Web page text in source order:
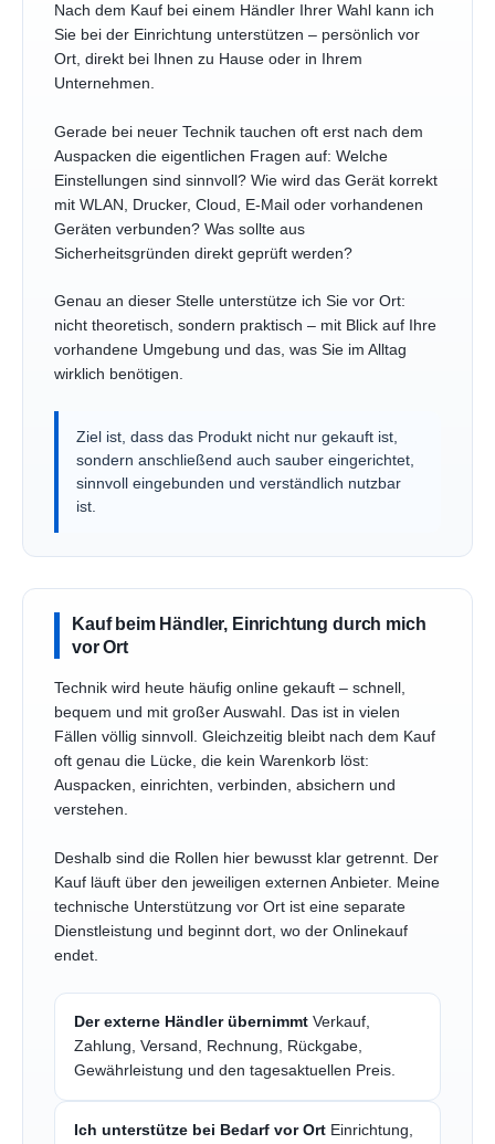
Nach dem Kauf bei einem Händler Ihrer Wahl kann ich
Sie bei der Einrichtung unterstützen – persönlich vor
Ort, direkt bei Ihnen zu Hause oder in Ihrem
Unternehmen.
Gerade bei neuer Technik tauchen oft erst nach dem
Auspacken die eigentlichen Fragen auf: Welche
Einstellungen sind sinnvoll? Wie wird das Gerät korrekt
mit WLAN, Drucker, Cloud, E-Mail oder vorhandenen
Geräten verbunden? Was sollte aus
Sicherheitsgründen direkt geprüft werden?
Genau an dieser Stelle unterstütze ich Sie vor Ort:
nicht theoretisch, sondern praktisch – mit Blick auf Ihre
vorhandene Umgebung und das, was Sie im Alltag
wirklich benötigen.
Ziel ist, dass das Produkt nicht nur gekauft ist,
sondern anschließend auch sauber eingerichtet,
sinnvoll eingebunden und verständlich nutzbar
ist.
Kauf beim Händler, Einrichtung durch mich
vor Ort
Technik wird heute häufig online gekauft – schnell,
bequem und mit großer Auswahl. Das ist in vielen
Fällen völlig sinnvoll. Gleichzeitig bleibt nach dem Kauf
oft genau die Lücke, die kein Warenkorb löst:
Auspacken, einrichten, verbinden, absichern und
verstehen.
Deshalb sind die Rollen hier bewusst klar getrennt. Der
Kauf läuft über den jeweiligen externen Anbieter. Meine
technische Unterstützung vor Ort ist eine separate
Dienstleistung und beginnt dort, wo der Onlinekauf
endet.
Der externe Händler übernimmt Verkauf,
Zahlung, Versand, Rechnung, Rückgabe,
Gewährleistung und den tagesaktuellen Preis.
Ich unterstütze bei Bedarf vor Ort Einrichtung,